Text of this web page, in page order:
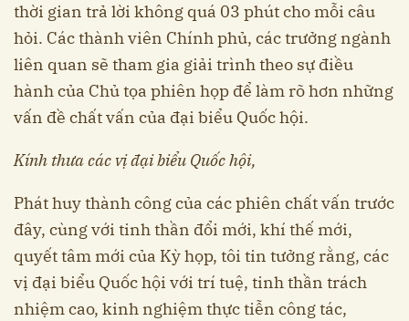
thời gian trả lời không quá 03 phút cho mỗi câu
hỏi. Các thành viên Chính phủ, các trưởng ngành
liên quan sẽ tham gia giải trình theo sự điều
hành của Chủ tọa phiên họp để làm rõ hơn những
vấn đề chất vấn của đại biểu Quốc hội.
Kính thưa các vị đại biểu Quốc hội,
Phát huy thành công của các phiên chất vấn trước
đây, cùng với tinh thần đổi mới, khí thế mới,
quyết tâm mới của Kỳ họp, tôi tin tưởng rằng, các
vị đại biểu Quốc hội với trí tuệ, tinh thần trách
nhiệm cao, kinh nghiệm thực tiễn công tác,